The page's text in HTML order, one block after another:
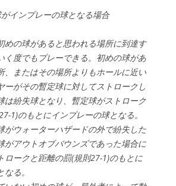
ンプレーの球となる場合
の球があると思われる場所に到達す
く度でもプレーできる。初めの球があ
、またはその場所よりもホールに近い
ーがその暫定球に対してストロークし
は紛失球となり、暫定球がストローク
1)のもとにインプレーの球となる。
ウォーターハザードの外で紛失した
がアウトオブバウンズであった場合に
ロークと距離の罰(規則27-1)のもとに
る。